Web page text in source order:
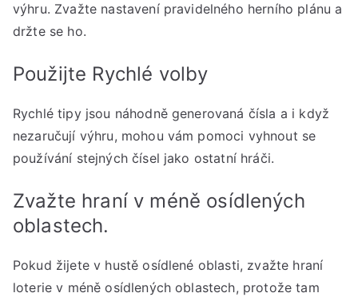
výhru. Zvažte nastavení pravidelného herního plánu a
držte se ho.
Použijte Rychlé volby
Rychlé tipy jsou náhodně generovaná čísla a i když
nezaručují výhru, mohou vám pomoci vyhnout se
používání stejných čísel jako ostatní hráči.
Zvažte hraní v méně osídlených
oblastech.
Pokud žijete v hustě osídlené oblasti, zvažte hraní
loterie v méně osídlených oblastech, protože tam